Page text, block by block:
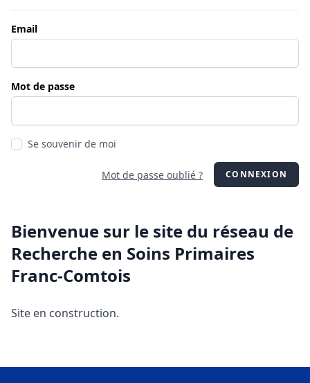
Email
Mot de passe
Se souvenir de moi
Mot de passe oublié ? CONNEXION
Bienvenue sur le site du réseau de
Recherche en Soins Primaires
Franc-Comtois
Site en construction.